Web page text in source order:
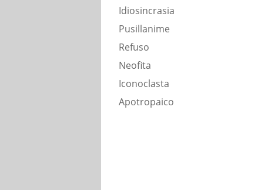
Idiosincrasia
Pusillanime
Refuso
Neofita
Iconoclasta
Apotropaico